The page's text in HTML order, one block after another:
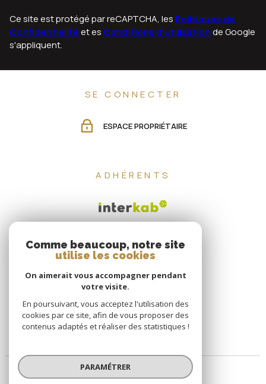
Ce site est protégé par reCAPTCHA, les Politiques de
Confidentialitéet es Conditions d'utilisationde Google
s'appliquent.
SE CONNECTER
ESPACE PROPRIÉTAIRE
ADHÉRENTS
Comme beaucoup, notre site
utilise les cookies
On aimerait vous accompagner pendant
votre visite.
En poursuivant, vous acceptez l'utilisation des
cookies par ce site, afin de vous proposer des
contenus adaptés et réaliser des statistiques !
PARAMÉTRER